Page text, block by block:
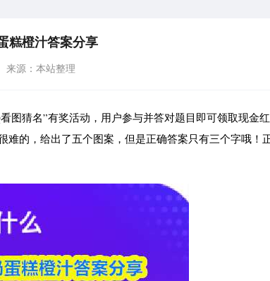
糕橙汁答案分享
来源：本站整理
图猜名”有奖活动，用户参与并答对题目即可领取现金红
的，给出了五个图案，但是正确答案只有三个字哦！